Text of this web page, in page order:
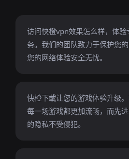
访问快橙vpn效果怎么样，体验
务。我们的团队致力于保护您
您的网络体验安全无忧。
快橙下載让您的游戏体验升级
每一场游戏都更加流畅，而先
的隐私不受侵犯。